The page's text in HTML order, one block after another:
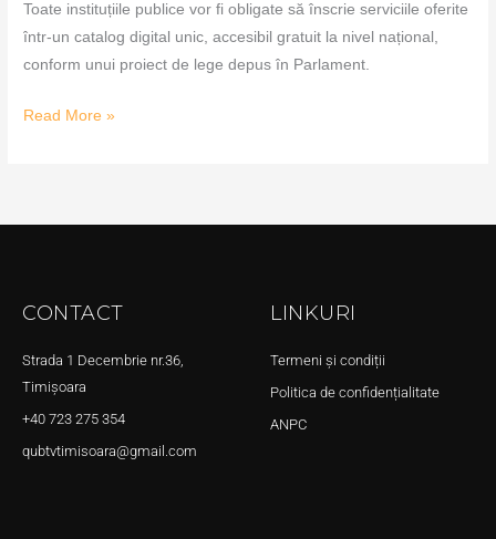
Toate instituțiile publice vor fi obligate să înscrie serviciile oferite
într-un catalog digital unic, accesibil gratuit la nivel național,
conform unui proiect de lege depus în Parlament.
Read More »
CONTACT
Strada 1 Decembrie nr.36,
Timișoara
+40 723 275 354
qubtvtimisoara@gmail.com
LINKURI
Termeni și condiții
Politica de confidențialitate
ANPC